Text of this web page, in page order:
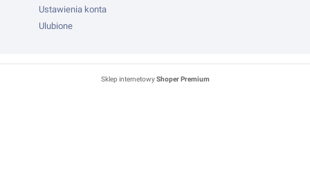
Ustawienia konta
Ulubione
Sklep internetowyShoper Premium